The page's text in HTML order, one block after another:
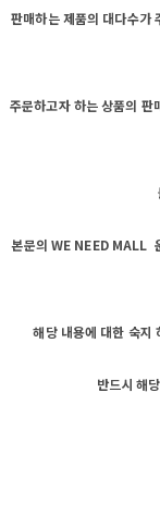
판매하는 제품의 대다수가
주문하고자 하는 상품의 판
본문의 WE NEED MALL
해당 내용에 대한 숙지
반드시 해